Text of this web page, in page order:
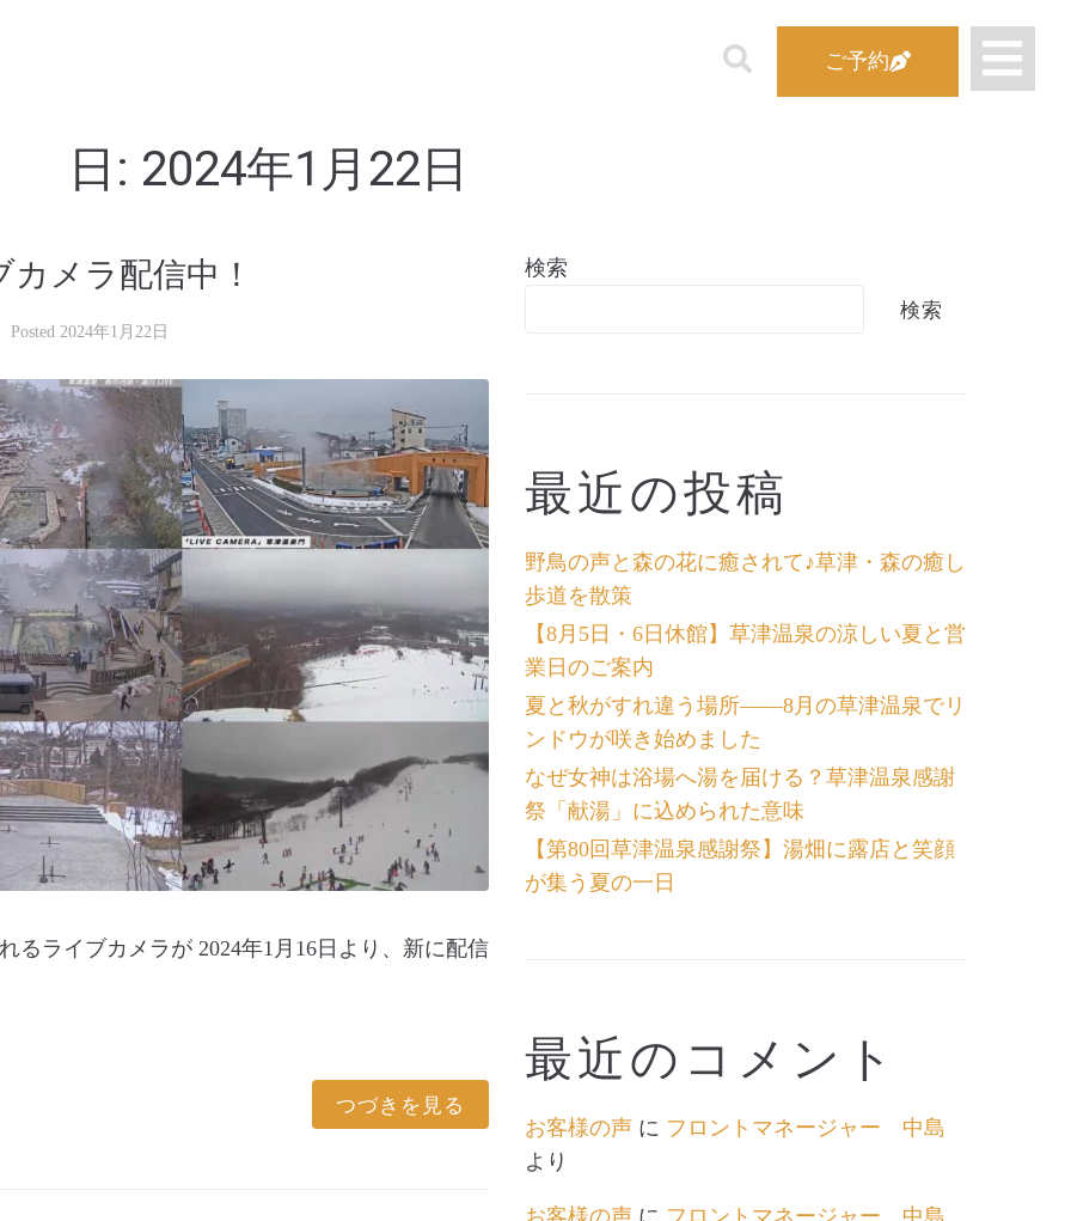
ご予約
日: 2024年1月22日
メラ配信中！
Posted 2024年1月22日
るライブカメラが 2024年1月16日より、新に配信
つづきを見る
検索
検索
最近の投稿
野鳥の声と森の花に癒されて♪草津・森の癒し
歩道を散策
【8月5日・6日休館】草津温泉の涼しい夏と営
業日のご案内
夏と秋がすれ違う場所――8月の草津温泉でリ
ンドウが咲き始めました
なぜ女神は浴場へ湯を届ける？草津温泉感謝
祭「献湯」に込められた意味
【第80回草津温泉感謝祭】湯畑に露店と笑顔
が集う夏の一日
最近のコメント
お客様の声 に フロントマネージャー 中島
より
お客様の声 に フロントマネージャー 中島